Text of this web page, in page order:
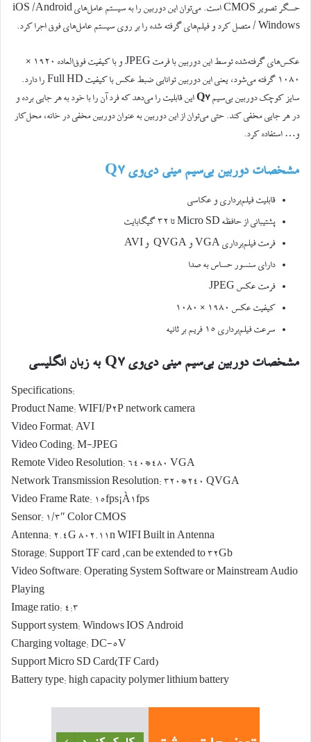
حسگر تصویر CMOS است. می‌توان این دوربین را به سیستم عامل‌های iOS /Android
/ Windows متصل کرد و فیلم‌های گرفته شده را بر روی سیستم ‌عامل‌های فوق اجرا کرد.
عکس‌های گرفته‌شده توسط این دوربین با فرمت JPEG و با کیفیت فوق‌العاده ۱۹۲۰ ×
۱۰۸۰ گرفته می‌شود، یعنی این دوربین توانایی ضبط عکس با کیفیت Full HD را دارد.
سایز کوچک دوربین بی‌سیمQ7این قابلیت را می‌دهد که فرد آن را با خود به هر جایی برده و
در هر جایی مخفی کند. حتی می‌توان از این دوربین به عنوان دوربین مخفی در خانه، محل‌کار
و… استفاده کرد.
مشخصات دوربین بی‌سیم مینی دی‌وی Q7
قابلیت فیلم‌برداری و عکاسی
پشتیبانی از حافظه Micro SD تا ۳۲ گیگابایت
فرمت فیلم‌برداری VGA و QVGA و AVI
دارای سنسور حساس به صدا
فرمت عکس JPEG
کیفیت عکس ۱۹۸۰ × ۱۰۸۰
سرعت فیلم‌برداری ۱۵ فریم بر ثانیه
مشخصات دوربین بی‌سیم مینی دی‌وی Q7 به زبان انگلیسی
Specifications:
Product Name: WIFI/P2P network camera
Video Format: AVI
Video Coding: M-JPEG
Remote Video Resolution: 640*480 VGA
Network Transmission Resolution: 320*240 QVGA
Video Frame Rate: 15fps¡À۱fps
Sensor: 1/3″ Color CMOS
Antenna: 2.4G 802.11n WIFI Built in Antenna
Storage: Support TF card ,can be extended to 32Gb
Video Software: Operating System Software or Mainstream Audio
Playing
Image ratio: 4:3
Support system: Windows IOS Android
Charging voltage: DC-5V
Support Micro SD Card(TF Card)
Battery type: high capacity polymer lithium battery